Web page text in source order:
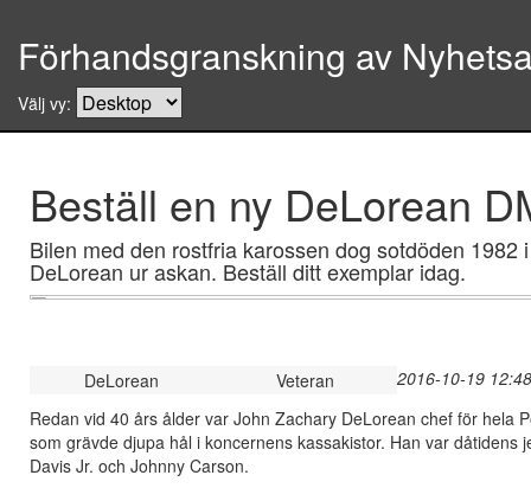
Förhandsgranskning av
Välj vy:
Beställ en ny DeLorean
Bilen med den rostfria karossen dog sotdöden
DeLorean ur askan. Beställ ditt exemplar idag.
2016-10-19
DeLorean
Veteran
Redan vid 40 års ålder var John Zachary DeLorean chef för hela
som grävde djupa hål i koncernens kassakistor. Han var
Davis Jr. och Johnny Carson.